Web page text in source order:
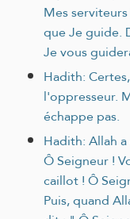
Mes
que Je guide.
Je vous
Hadith:
l'oppresseur.
échappe pas.
Hadith: Allah
Ô Seigneur !
caillot ! Ô
Puis, quand